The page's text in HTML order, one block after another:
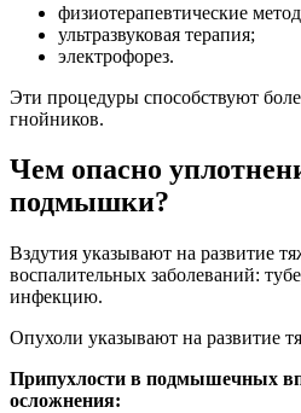
физиотерапевтические
ультразвуковая терапия;
электрофорез.
Эти процедуры способствуют
гнойников.
Чем опасно
подмышки?
Вздутия указывают на развитие
воспалительных заболеваний:
инфекцию.
Опухоли указывают на развитие
Припухлости в подмышечных
осложнения: